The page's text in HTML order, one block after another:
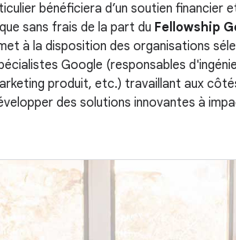
bénéficiera d’un soutien financier
sans frais de la part du Fellowship
à la disposition des organisations
Google (responsables
produit, etc.) travaillant aux
des solutions innovantes à